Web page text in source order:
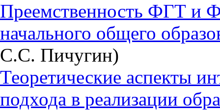
Преемственность ФГТ и
начального общего
С.С. Пичугин)
Теоретические аспекты
подхода в реализации